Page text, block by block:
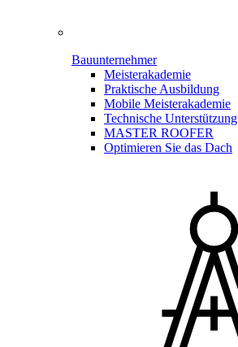
Bauunternehmer
Meisterakademie
Praktische Ausbildung
Mobile Meisterakademie
Technische Unterstützung
MASTER ROOFER
Optimieren Sie das Dach